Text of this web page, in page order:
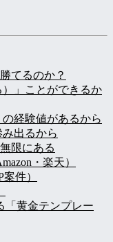
てるのか？
」ことができるか
経験値があるから
出るから
限にある
・楽天）
件）
「黄金テンプレー